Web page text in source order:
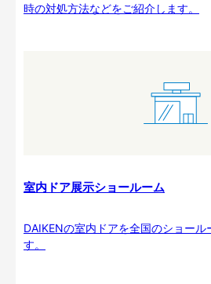
時の対処方法などをご紹介します。
室内ドア展示ショールーム
DAIKENの室内ドアを全国のショール
す。